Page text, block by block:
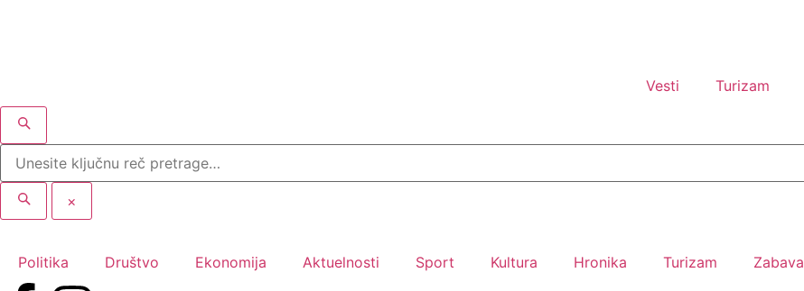
Vesti Turizam
×
Politika Društvo Ekonomija Aktuelnosti Sport Kultura Hronika Turizam Zabava